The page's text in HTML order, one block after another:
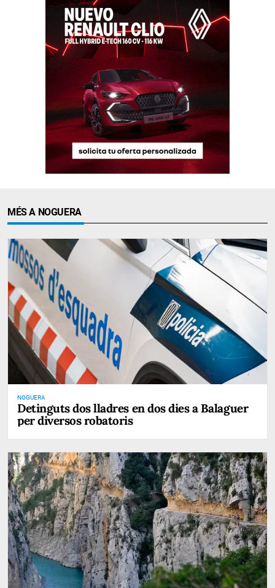
MÉS A NOGUERA
NOGUERA
Detinguts dos lladres en dos dies a Balaguer
per diversos robatoris